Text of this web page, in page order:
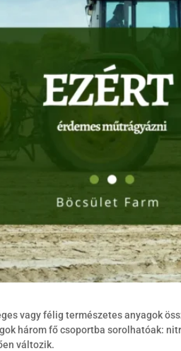
vagy félig természetes anyagok
három fő csoportba sorolhatóak:
változik.